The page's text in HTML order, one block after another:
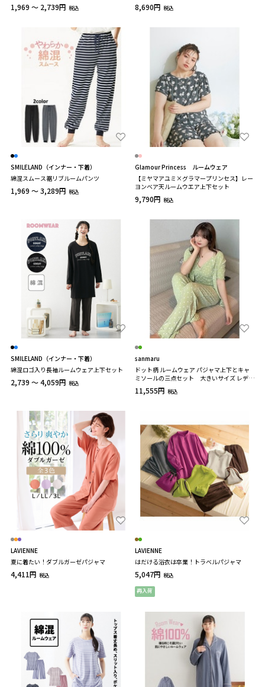
1,969 ～ 2,739円 税込 8,690円 税込
SMILELAND（インナー・下着）
綿混スムース裾リブルームパンツ
1,969 ～ 3,289円 税込
Glamour Princess ルームウェア
【ミヤマアユミ×グラマープリンセス】レー
ヨンベア天ルームウエア上下セット
9,790円 税込
SMILELAND（インナー・下着）
綿混ロゴ入り長袖ルームウェア上下セット
2,739 ～ 4,059円 税込
sanmaru
ドット柄 ルームウェア パジャマ上下とキャ
ミソールの三点セット 大きいサイズ レディ
ース
11,555円 税込
LAVIENNE
夏に着たい！ダブルガーゼパジャマ
4,411円 税込
LAVIENNE
はだける浴衣は卒業！トラベルパジャマ
5,047円 税込
再入荷